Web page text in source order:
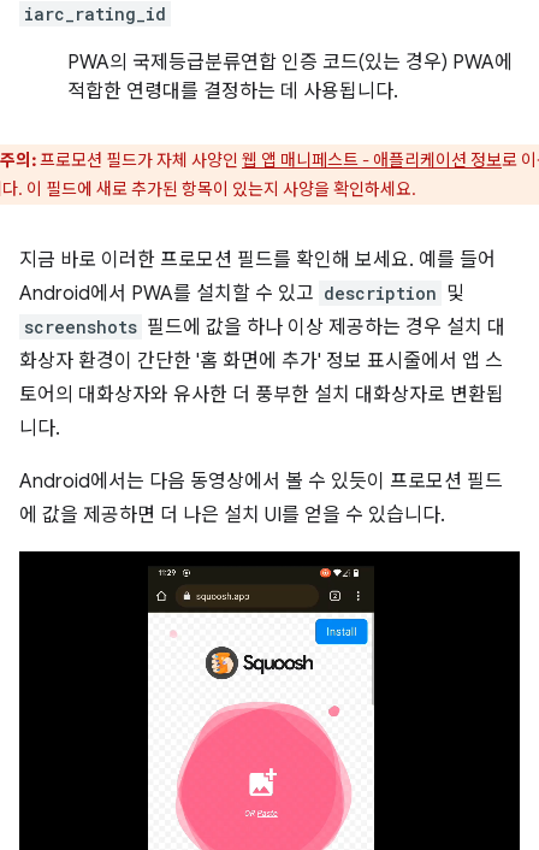
iarc_rating_id
PWA의 국제등급분류연합 인증 코드(있는 경우) PWA에
적합한 연령대를 결정하는 데 사용됩니다.
주의:프로모션 필드가 자체 사양인 웹 앱 매니페스트 - 애플리케이션 정보로
. 이 필드에 새로 추가된 항목이 있는지 사양을 확인하세요.
지금 바로 이러한 프로모션 필드를 확인해 보세요. 예를 들어
Android에서 PWA를 설치할 수 있고 description 및
screenshots 필드에 값을 하나 이상 제공하는 경우 설치 대
화상자 환경이 간단한 '홈 화면에 추가' 정보 표시줄에서 앱 스
토어의 대화상자와 유사한 더 풍부한 설치 대화상자로 변환됩
니다.
Android에서는 다음 동영상에서 볼 수 있듯이 프로모션 필드
에 값을 제공하면 더 나은 설치 UI를 얻을 수 있습니다.